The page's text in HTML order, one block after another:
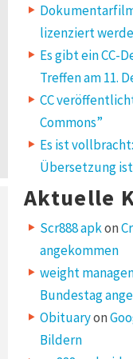
lizenziert
Es gibt ein CC-
Treffen am 11.
CC
Commons”
Es ist
Übersetzung
Aktuelle
Scr888 apkon
angekommen
weight
Bundestag
Obituaryon
Bildern